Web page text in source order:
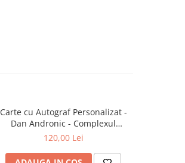
Carte cu Autograf Personalizat -
Dan Andronic - Complexul
Înaltei Porți - Ediție limitată
120,00 Lei